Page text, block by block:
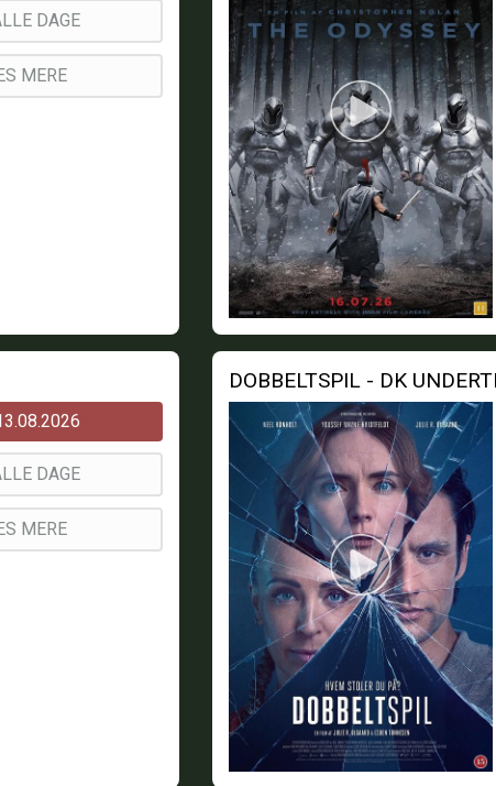
DAGE
MERE
13.08.2026
DAGE
MERE
DOBBELTSPIL - DK